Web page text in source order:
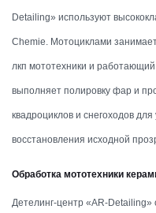
Detailing» используют
Chemie. Мотоциклами
лкп мототехники и
выполняет полировку фар и
квадроциклов и снегоходов
восстановления исходной
Обработка мототехники
Детелинг-центр «AR-Detailing»